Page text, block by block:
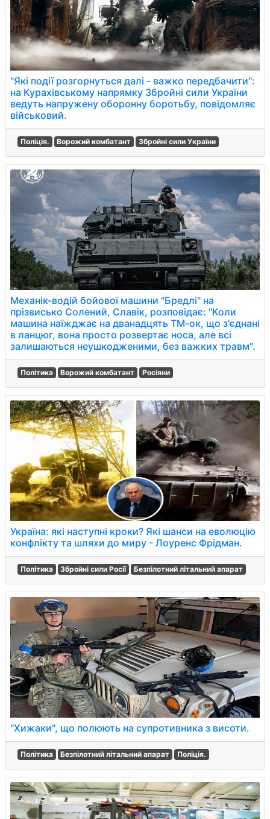
"Які події розгорнуться далі - важко передбачити":
на Курахівському напрямку Збройні сили України
ведуть напружену оборонну боротьбу, повідомляє
військовий.
Поліція. Ворожий комбатант Збройні сили України
Механік-водій бойової машини "Бредлі" на
прізвисько Солений, Славік, розповідає: "Коли
машина наїжджає на дванадцять ТМ-ок, що з'єднані
в ланцюг, вона просто розвертає носа, але всі
залишаються неушкодженими, без важких травм".
Політика Ворожий комбатант Росіяни
Україна: які наступні кроки? Які шанси на еволюцію
конфлікту та шляхи до миру - Лоуренс Фрідман.
Політика Збройні сили Росії Безпілотний літальний апарат
"Хижаки", що полюють на супротивника з висоти.
Політика Безпілотний літальний апарат Поліція.